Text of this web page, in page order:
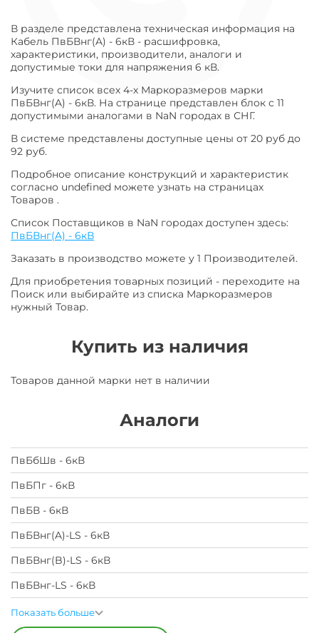
В разделе представлена техническая информация на
Кабель ПвБВнг(A) - 6кВ - расшифровка,
характеристики, производители, аналоги и
допустимые токи для напряжения 6 кВ.
Изучите список всех 4-х Маркоразмеров марки
ПвБВнг(A) - 6кВ. На странице представлен блок с 11
допустимыми аналогами в NaN городах в СНГ.
В системе представлены доступные цены от 20 руб до
92 руб.
Подробное описание конструкций и характеристик
согласно undefined можете узнать на страницах
Товаров .
Список Поставщиков в NaN городах доступен здесь:
ПвБВнг(A) - 6кВ
Заказать в производство можете у 1 Производителей.
Для приобретения товарных позиций - переходите на
Поиск или выбирайте из списка Маркоразмеров
нужный Товар.
Купить из наличия
Товаров данной марки нет в наличии
Аналоги
ПвБбШв - 6кВ
ПвБПг - 6кВ
ПвБВ - 6кВ
ПвБВнг(A)-LS - 6кВ
ПвБВнг(B)-LS - 6кВ
ПвБВнг-LS - 6кВ
Показать больше